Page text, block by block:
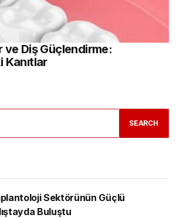
ve Diş Güçlendirme:
SEARCH
Sektörünün Güçlü
Buluştu